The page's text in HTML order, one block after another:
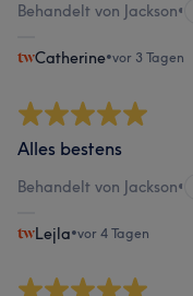
Behandelt von Jackson•
Catherine•vor 3 Tagen
Alles bestens
Behandelt von Jackson•
Lejla•vor 4 Tagen